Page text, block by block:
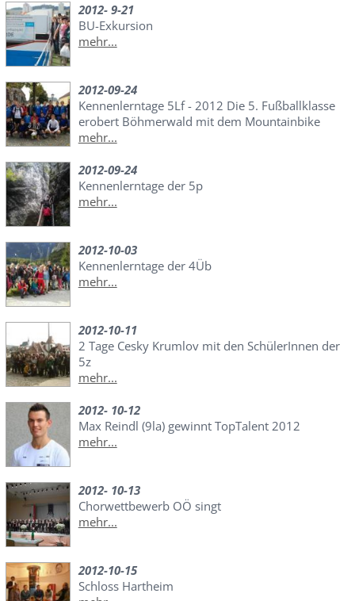
2012- 9-21
BU-Exkursion
mehr...
2012-09-24
Kennenlerntage 5Lf - 2012 Die 5. Fußballklasse
erobert Böhmerwald mit dem Mountainbike
mehr...
2012-09-24
Kennenlerntage der 5p
mehr...
2012-10-03
Kennenlerntage der 4Üb
mehr...
2012-10-11
2 Tage Cesky Krumlov mit den SchülerInnen der
5z
mehr...
2012- 10-12
Max Reindl (9la) gewinnt TopTalent 2012
mehr...
2012- 10-13
Chorwettbewerb OÖ singt
mehr...
2012-10-15
Schloss Hartheim